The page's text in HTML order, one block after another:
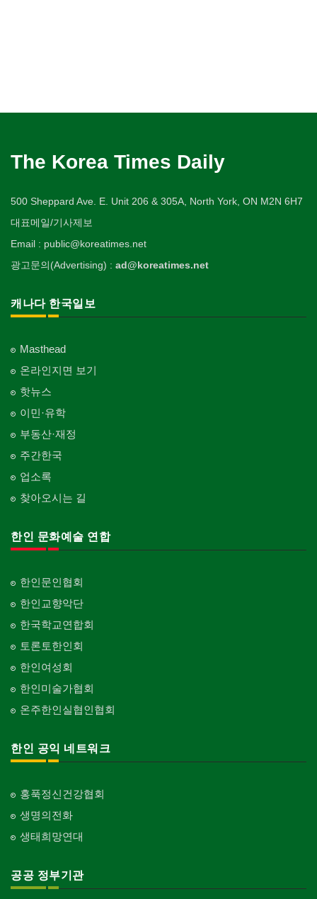
The Korea Times Daily
500 Sheppard Ave. E. Unit 206 & 305A, North York, ON M2N 6H7
대표메일/기사제보
Email : public@koreatimes.net
광고문의(Advertising) : ad@koreatimes.net
캐나다 한국일보
Masthead
온라인지면 보기
핫뉴스
이민·유학
부동산·재정
주간한국
업소록
찾아오시는 길
한인 문화예술 연합
한인문인협회
한인교향악단
한국학교연합회
토론토한인회
한인여성회
한인미술가협회
온주한인실협인협회
한인 공익 네트워크
홍푹정신건강협회
생명의전화
생태희망연대
공공 정부기관